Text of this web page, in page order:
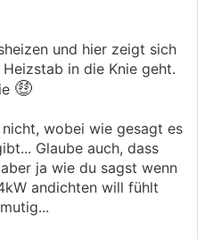
und hier zeigt sich
Heizstab in die Knie geht.
🤑
wobei wie gesagt es
Glaube auch, dass
ja wie du sagst wenn
andichten will fühlt